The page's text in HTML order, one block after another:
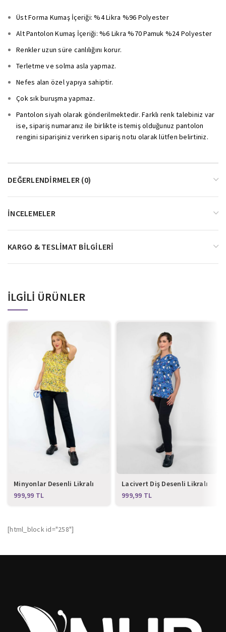
Üst Forma Kumaş İçeriği: %4 Likra %96 Polyester
Alt Pantolon Kumaş İçeriği: %6 Likra %70 Pamuk %24 Polyester
Renkler uzun süre canlılığını korur.
Terletme ve solma asla yapmaz.
Nefes alan özel yapıya sahiptir.
Çok sık buruşma yapmaz.
Pantolon siyah olarak gönderilmektedir. Farklı renk talebiniz var
ise, sipariş numaranız ile birlikte istemiş olduğunuz pantolon
rengini siparişiniz verirken sipariş notu olarak lütfen belirtiniz.
DEĞERLENDIRMELER (0)
İNCELEMELER
KARGO & TESLIMAT BILGILERI
İLGILI ÜRÜNLER
Minyonlar Desenli Likralı
Alt Üst Takım
TL
Lacivert Diş Desenli Likralı
Alt Üst Takım
TL
[html_block id="258"]